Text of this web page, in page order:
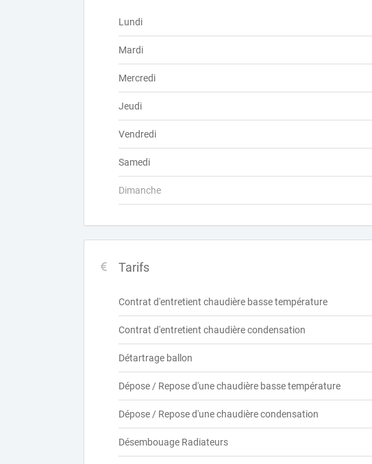
Lundi
Mardi
Mercredi
Jeudi
Vendredi
Samedi
Dimanche
Tarifs
Contrat d'entretient chaudière basse température
Contrat d'entretient chaudière condensation
Détartrage ballon
Dépose / Repose d'une chaudière basse température
Dépose / Repose d'une chaudière condensation
Désembouage Radiateurs